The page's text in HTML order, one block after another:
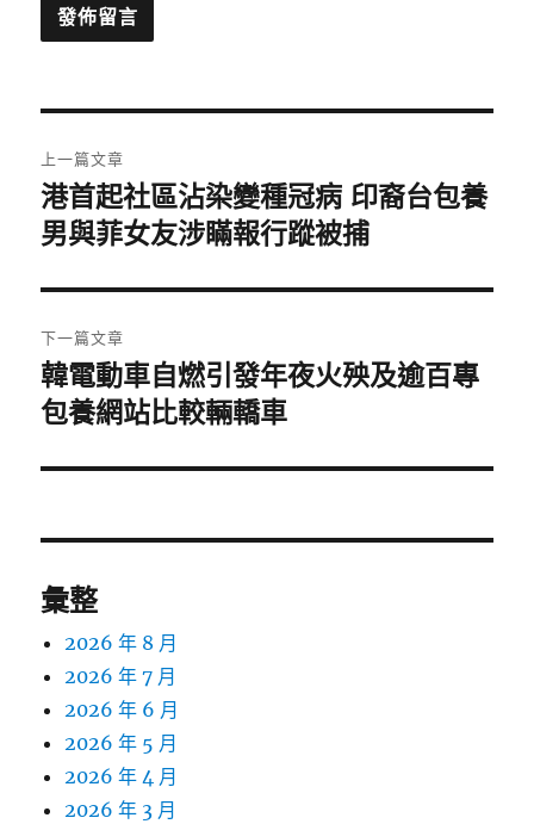
章
導
覽
上一篇文章
上
一
文
章:
港首起社區沾染變種冠病 印裔台包養
男與菲女友涉瞞報行蹤被捕
下一篇文章
下
一
文
韓電動車自燃引發年夜火殃及逾百專
包養網站比較輛轎車
彙整
2026 年 8 月
2026 年 7 月
2026 年 6 月
2026 年 5 月
2026 年 4 月
2026 年 3 月